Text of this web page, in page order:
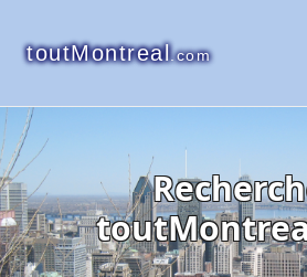
toutMontreal.com